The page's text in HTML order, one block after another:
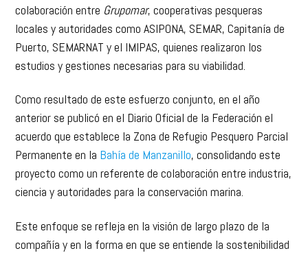
colaboración entre Grupomar, cooperativas pesqueras
locales y autoridades como ASIPONA, SEMAR, Capitanía de
Puerto, SEMARNAT y el IMIPAS, quienes realizaron los
estudios y gestiones necesarias para su viabilidad.
Como resultado de este esfuerzo conjunto, en el año
anterior se publicó en el Diario Oficial de la Federación el
acuerdo que establece la Zona de Refugio Pesquero Parcial
Permanente en la Bahía de Manzanillo, consolidando este
proyecto como un referente de colaboración entre industria,
ciencia y autoridades para la conservación marina.
Este enfoque se refleja en la visión de largo plazo de la
compañía y en la forma en que se entiende la sostenibilidad